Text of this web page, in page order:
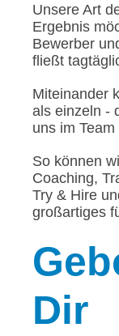
Unsere Art
Ergebnis
Bewerber
fließt
Miteinander
als einzeln -
uns im
So können
Coaching,
Try & Hire
großartiges
Dir